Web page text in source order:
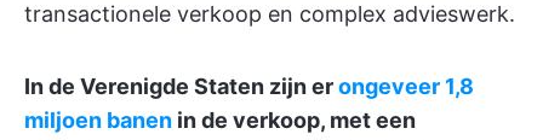
transactionele verkoop en complex advieswerk.
In de Verenigde Staten zijn erongeveer 1,8
miljoen banen in de verkoop, met een